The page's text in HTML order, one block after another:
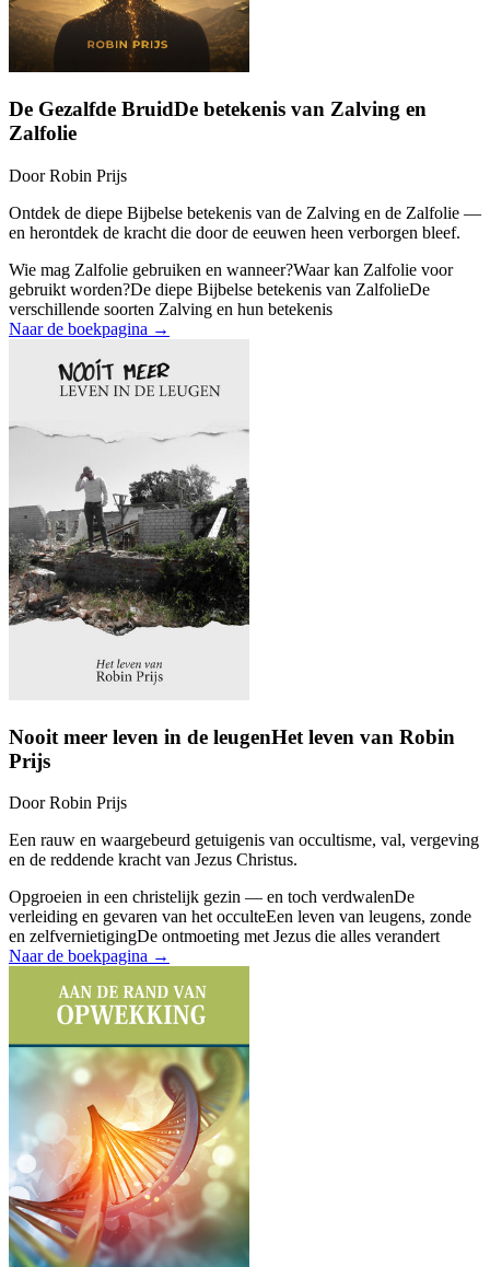
De Gezalfde BruidDe betekenis van Zalving en
Zalfolie
DoorRobin Prijs
Ontdek de diepe Bijbelse betekenis van de Zalving en de Zalfolie —
en herontdek de kracht die door de eeuwen heen verborgen bleef.
Wie mag Zalfolie gebruiken en wanneer?Waar kan Zalfolie voor
gebruikt worden?De diepe Bijbelse betekenis van ZalfolieDe
verschillende soorten Zalving en hun betekenis
Naar de boekpagina →
Nooit meer leven in de leugenHet leven van Robin
Prijs
DoorRobin Prijs
Een rauw en waargebeurd getuigenis van occultisme, val, vergeving
en de reddende kracht van Jezus Christus.
Opgroeien in een christelijk gezin — en toch verdwalenDe
verleiding en gevaren van het occulteEen leven van leugens, zonde
en zelfvernietigingDe ontmoeting met Jezus die alles verandert
Naar de boekpagina →